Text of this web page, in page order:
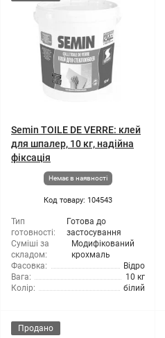
Semin TOILE DE VERRE: клей
для шпалер, 10 кг, надійна
фіксація
Немає в наявності
Код товару: 104543
Тип
готовності:
Готова до
застосування
Суміші за
складом:
Модифікований
крохмаль
Фасовка:
Відро
Вага:
10 кг
Колір:
білий
Продано